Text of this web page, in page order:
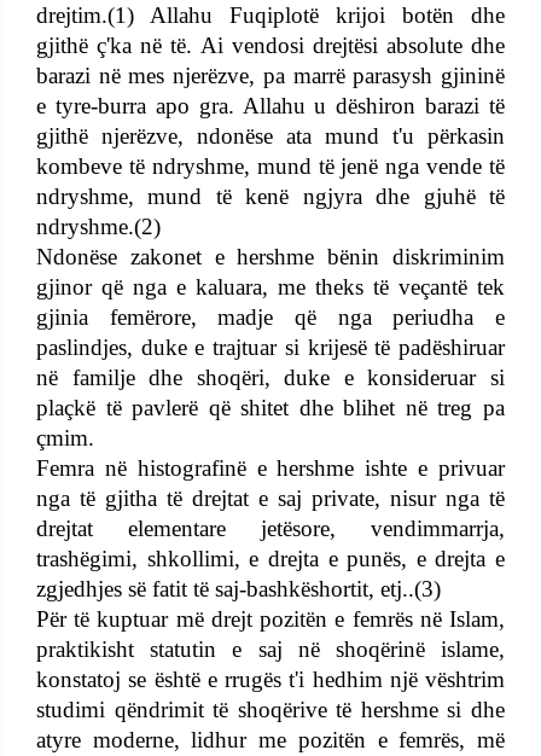
drejtim.(1) Allahu Fuqiplotë krijoi botën dhe
gjithë ç'ka në të. Ai vendosi drejtësi absolute dhe
barazi në mes njerëzve, pa marrë parasysh gjininë
e tyre-burra apo gra. Allahu u dëshiron barazi të
gjithë njerëzve, ndonëse ata mund t'u përkasin
kombeve të ndryshme, mund të jenë nga vende të
ndryshme, mund të kenë ngjyra dhe gjuhë të
ndryshme.(2)
Ndonëse zakonet e hershme bënin diskriminim
gjinor që nga e kaluara, me theks të veçantë tek
gjinia femërore, madje që nga periudha e
paslindjes, duke e trajtuar si krijesë të padëshiruar
në familje dhe shoqëri, duke e konsideruar si
plaçkë të pavlerë që shitet dhe blihet në treg pa
çmim.
Femra në histografinë e hershme ishte e privuar
nga të gjitha të drejtat e saj private, nisur nga të
drejtat elementare jetësore, vendimmarrja,
trashëgimi, shkollimi, e drejta e punës, e drejta e
zgjedhjes së fatit të saj-bashkëshortit, etj..(3)
Për të kuptuar më drejt pozitën e femrës në Islam,
praktikisht statutin e saj në shoqërinë islame,
konstatoj se është e rrugës t'i hedhim një vështrim
studimi qëndrimit të shoqërive të hershme si dhe
atyre moderne, lidhur me pozitën e femrës, më